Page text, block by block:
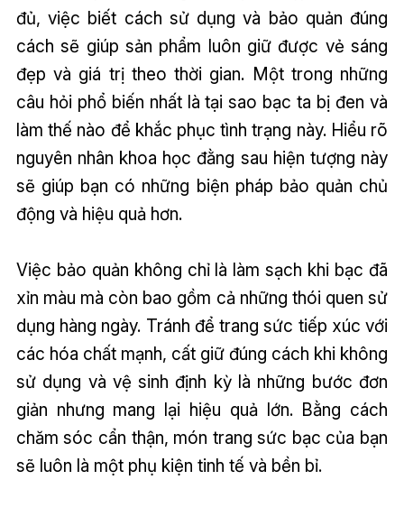
đủ, việc biết cách sử dụng và bảo quản đúng
cách sẽ giúp sản phẩm luôn giữ được vẻ sáng
đẹp và giá trị theo thời gian. Một trong những
câu hỏi phổ biến nhất là tại sao bạc ta bị đen và
làm thế nào để khắc phục tình trạng này. Hiểu rõ
nguyên nhân khoa học đằng sau hiện tượng này
sẽ giúp bạn có những biện pháp bảo quản chủ
động và hiệu quả hơn.
Việc bảo quản không chỉ là làm sạch khi bạc đã
xỉn màu mà còn bao gồm cả những thói quen sử
dụng hàng ngày. Tránh để trang sức tiếp xúc với
các hóa chất mạnh, cất giữ đúng cách khi không
sử dụng và vệ sinh định kỳ là những bước đơn
giản nhưng mang lại hiệu quả lớn. Bằng cách
chăm sóc cẩn thận, món trang sức bạc của bạn
sẽ luôn là một phụ kiện tinh tế và bền bỉ.